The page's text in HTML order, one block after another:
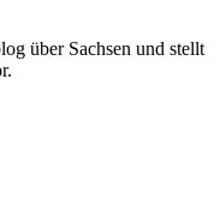
über Sachsen und stellt